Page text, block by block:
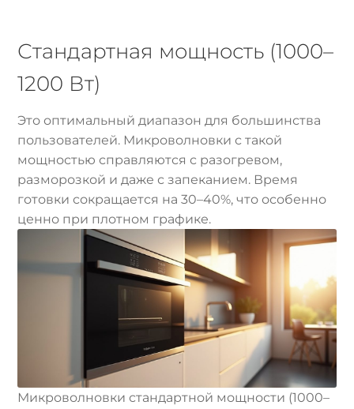
Стандартная мощность (1000–
1200 Вт)
Это оптимальный диапазон для большинства
пользователей. Микроволновки с такой
мощностью справляются с разогревом,
разморозкой и даже с запеканием. Время
готовки сокращается на 30–40%, что особенно
ценно при плотном графике.
Микроволновки стандартной мощности (1000–